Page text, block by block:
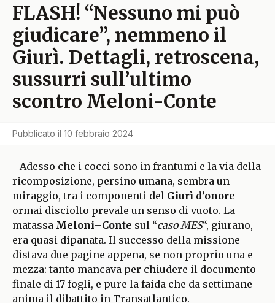
FLASH! “Nessuno mi può
giudicare”, nemmeno il
Giurì. Dettagli, retroscena,
sussurri sull’ultimo
scontro Meloni-Conte
Pubblicato il 10 febbraio 2024
Adesso che i cocci sono in frantumi e la via della
ricomposizione, persino umana, sembra un
miraggio, tra i componenti del Giurì d’onore
ormai disciolto prevale un senso di vuoto. La
matassa Meloni–Conte sul “caso MES“, giurano,
era quasi dipanata. Il successo della missione
distava due pagine appena, se non proprio una e
mezza: tanto mancava per chiudere il documento
finale di 17 fogli, e pure la faida che da settimane
anima il dibattito in Transatlantico.